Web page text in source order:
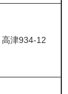
高津934-12